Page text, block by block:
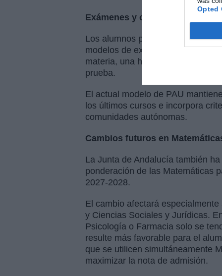
Opted
Exámenes y orientaciones
Los alumnos pueden consultar ya
modelos de exámenes de años
materia, una herramienta
prueba.
El actual modelo de PAU
los últimos cursos e incorpora
comunidades autónomas.
Cambios futuros en
La Junta de Andalucía también
ponderación de las Matemáticas
2027-2028.
El cambio afectará
y Ciencias Sociales y Jurídicas.
Psicología o Farmacia solo se
resulte más favorable para el
que se utilicen simultáneamente
maximizar la nota de admisión.